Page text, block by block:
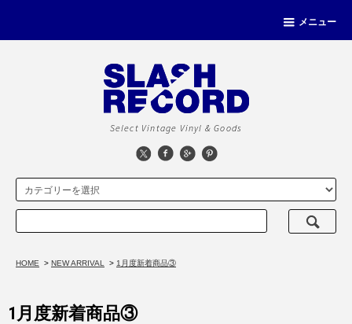
メニュー
Select Vintage Vinyl & Goods
HOME > NEW ARRIVAL > 1月度新着商品③
1月度新着商品③